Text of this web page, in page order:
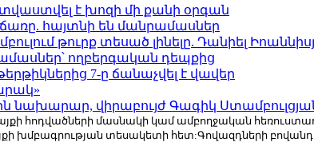
է խոզի մի քանի օրգան
հայտնի են մանրամասներ
թուրք տեսած լինելը. Դանիել
ողբերգական դեպքից
7-ը ճանաչվել է վավեր
նախարար, վիրաբույժ Գագիկ
հոդվածների մասնակի կամ ամբողջական
խմբագրության տեսակետի հետ:Գովազդների